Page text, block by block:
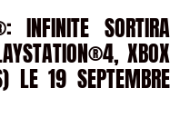
INFINITE SORTIRA
XBOX
LE 19 SEPTEMBRE